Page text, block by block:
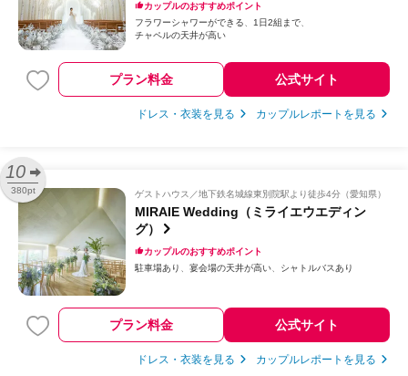
カップルのおすすめポイント
フラワーシャワーができる
1日2組まで
チャペルの天井が高い
プラン料金 公式サイト
ドレス・衣装を見る カップルレポートを見る
10
380pt ゲストハウス 地下鉄名城線東別院駅より徒歩4分（愛知県）
MIRAIE Wedding（ミライエウエディン
グ）
カップルのおすすめポイント
駐車場あり
宴会場の天井が高い シャトルバスあり
プラン料金 公式サイト
ドレス・衣装を見る カップルレポートを見る